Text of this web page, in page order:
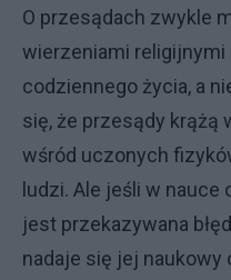
O przesądach zwykle
wierzeniami religijnymi
codziennego życia, a
się, że przesądy krążą
wśród uczonych
ludzi. Ale jeśli w
jest przekazywana
nadaje się jej naukowy